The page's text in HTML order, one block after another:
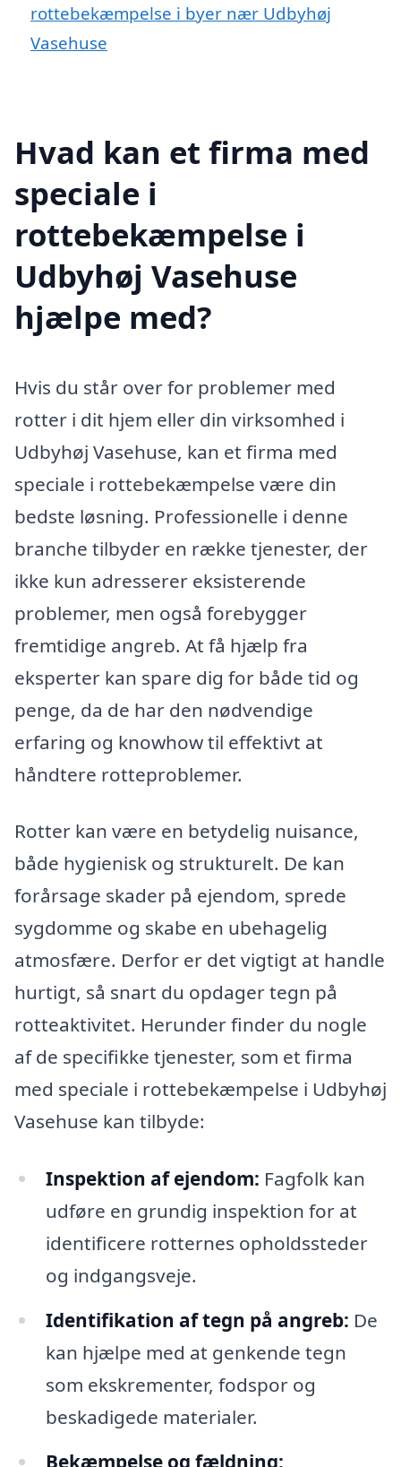
rottebekæmpelse i byer nær Udbyhøj
Vasehuse
Hvad kan et firma med
speciale i
rottebekæmpelse i
Udbyhøj Vasehuse
hjælpe med?
Hvis du står over for problemer med
rotter i dit hjem eller din virksomhed i
Udbyhøj Vasehuse, kan et firma med
speciale i rottebekæmpelse være din
bedste løsning. Professionelle i denne
branche tilbyder en række tjenester, der
ikke kun adresserer eksisterende
problemer, men også forebygger
fremtidige angreb. At få hjælp fra
eksperter kan spare dig for både tid og
penge, da de har den nødvendige
erfaring og knowhow til effektivt at
håndtere rotteproblemer.
Rotter kan være en betydelig nuisance,
både hygienisk og strukturelt. De kan
forårsage skader på ejendom, sprede
sygdomme og skabe en ubehagelig
atmosfære. Derfor er det vigtigt at handle
hurtigt, så snart du opdager tegn på
rotteaktivitet. Herunder finder du nogle
af de specifikke tjenester, som et firma
med speciale i rottebekæmpelse i Udbyhøj
Vasehuse kan tilbyde:
Inspektion af ejendom: Fagfolk kan
udføre en grundig inspektion for at
identificere rotternes opholdssteder
og indgangsveje.
Identifikation af tegn på angreb: De
kan hjælpe med at genkende tegn
som ekskrementer, fodspor og
beskadigede materialer.
Bekæmpelse og fældning: